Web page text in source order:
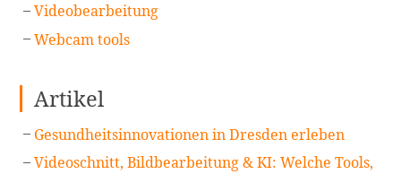
Videobearbeitung
Webcam tools
Artikel
Gesundheitsinnovationen in Dresden erleben
Videoschnitt, Bildbearbeitung & KI: Welche Tools,